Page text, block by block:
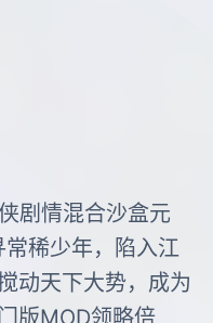
剧情混合沙盒元
稀少年，陷入江
动天下大势，成为
版MOD领略倍